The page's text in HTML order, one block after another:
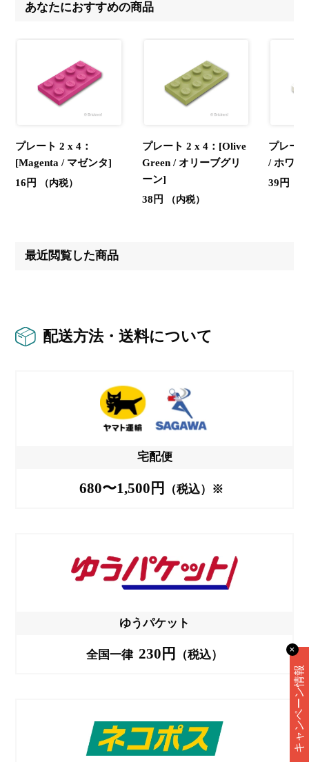
あなたにおすすめの商品
プレート 2 x 4：
[Magenta / マゼンタ]
16円
（内税）
プレート 2 x 4：[Olive
Green / オリーブグリ
ーン]
38円
（内税）
プレー
/ ホワイ
39円
最近閲覧した商品
配送方法・送料について
宅配便
680〜1,500円 （税込）※
ゆうパケット
全国一律 230円 （税込） ✕
キャンペーン情報